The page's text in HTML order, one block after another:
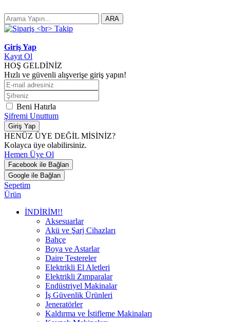
ARA
Giriş Yap
Kayıt Ol
HOŞ GELDİNİZ
Hızlı ve güvenli alışverişe giriş yapın!
Beni Hatırla
Şifremi Unuttum
Giriş Yap
HENÜZ ÜYE DEĞİL MİSİNİZ?
Kolayca üye olabilirsiniz.
Hemen Üye Ol
Facebook ile Bağlan
Google ile Bağlan
Sepetim
Ürün
İNDİRİM!!
Aksesuarlar
Akü ve Şarj Cihazları
Bahçe
Boya ve Astarlar
Daire Testereler
Elektrikli El Aletleri
Elektrikli Zımparalar
Endüstriyel Makinalar
İş Güvenlik Ürünleri
Jeneratörler
Kaldırma ve İstifleme Makinaları